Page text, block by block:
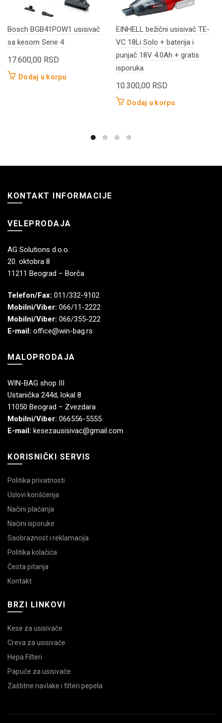
Bosch BGB41POW1 usisivač
sa kesom Serie 4
17.600,00 RSD
Dodaj u korpu
EINHELL bežični usisivač TE-
VC 18Li Solo + baterija i
punjač 18V 4.0Ah + gratis
isporuka
10.300,00 RSD
Dodaj u korpu
KONTAKT INFORMACIJE
VELEPRODAJA
AG Solutions d.o.o.
20. oktobra 8
11211 Beograd – Borča
Telefon/Fax: 011/332-9102
Mobilni/Viber: 066/11-2222
Mobilni/Viber: 066/355-222
E-mail: office@win-bag.rs
MALOPRODAJA
WIN-BAG shop III
Ustanička 244d, lokal 8
11050 Beograd – Zvezdara
Mobilni/Viber: 066556-5555
E-mail: kesezausisivac@gmail.com
KORISNIČKI SERVIS
Politika privatnosti
Uslovi korišćenja
Načini plaćanja
Načini isporuke
Saobraznost i reklamacija
Politika kolačića
Česta pitanja
Kontakt
BRZI LINKOVI
Kese za usisivače
Creva za usisivače
Hepa Filteri
Papuče za usisivače
Zaštitne navlake i filteri pepela